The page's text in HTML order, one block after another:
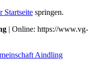
Startseite springen.
| Online: https://www.vg-